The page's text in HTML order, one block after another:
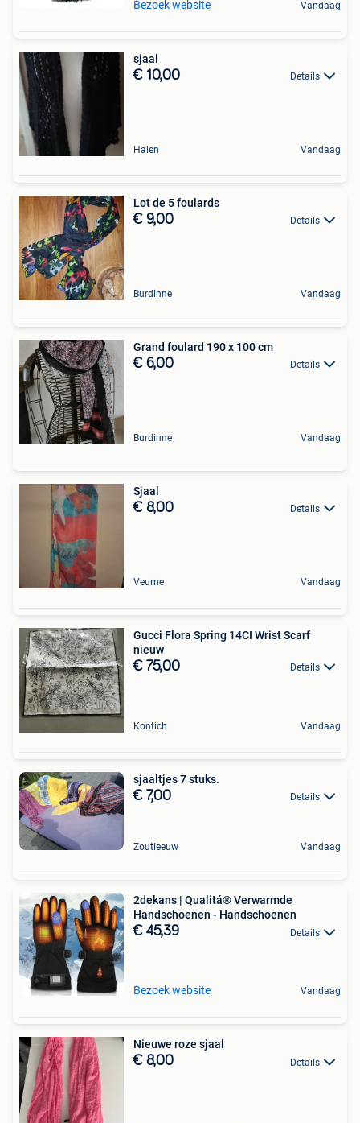
Bezoek website Vandaag
sjaal
€ 10,00 Details
Halen Vandaag
Lot de 5 foulards
€ 9,00 Details
Burdinne Vandaag
Grand foulard 190 x 100 cm
€ 6,00 Details
Burdinne Vandaag
Sjaal
€ 8,00 Details
Veurne Vandaag
Gucci Flora Spring 14CI Wrist Scarf
nieuw
€ 75,00 Details
Kontich Vandaag
sjaaltjes 7 stuks.
€ 7,00 Details
Zoutleeuw Vandaag
2dekans | Qualitá® Verwarmde
Handschoenen - Handschoenen
€ 45,39 Details
Bezoek website Vandaag
Nieuwe roze sjaal
€ 8,00 Details